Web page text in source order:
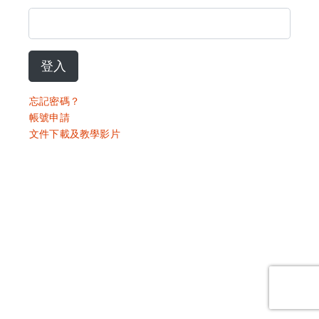
登入
忘記密碼？
帳號申請
文件下載及教學影片